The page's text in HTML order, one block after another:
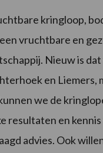
kringloop,
vruchtbare en
Nieuw is
en Liemers,
we de
resultaten en
advies. Ook